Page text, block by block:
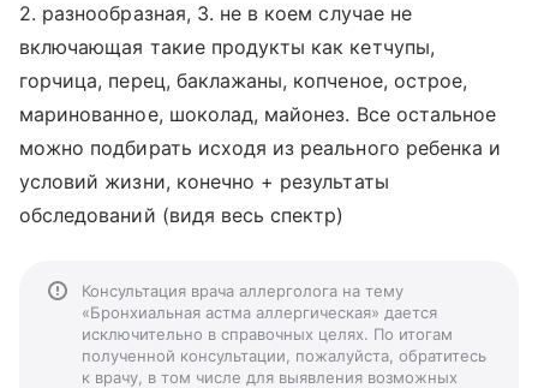
2. разнообразная, 3. не в коем случае не
включающая такие продукты как кетчупы,
горчица, перец, баклажаны, копченое, острое,
маринованное, шоколад, майонез. Все остальное
можно подбирать исходя из реального ребенка и
условий жизни, конечно + результаты
обследований (видя весь спектр)
Консультация врача аллерголога на тему
«Бронхиальная астма аллергическая» дается
исключительно в справочных целях. По итогам
полученной консультации, пожалуйста, обратитесь
к врачу, в том числе для выявления возможных